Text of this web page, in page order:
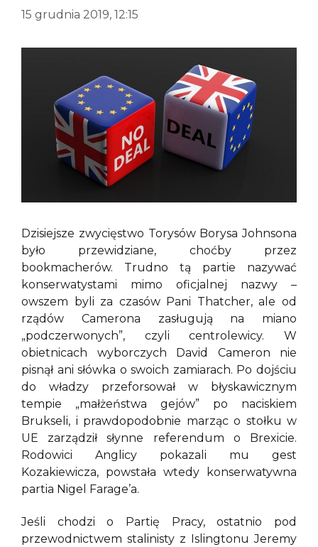
15 grudnia 2019, 12:15
Dzisiejsze zwycięstwo Torysów Borysa Johnsona
było przewidziane, choćby przez
bookmacherów. Trudno tą partie nazywać
konserwatystami mimo oficjalnej nazwy –
owszem byli za czasów Pani Thatcher, ale od
rządów Camerona zasługują na miano
„podczerwonych”, czyli centrolewicy. W
obietnicach wyborczych David Cameron nie
pisnął ani słówka o swoich zamiarach. Po dojściu
do władzy przeforsował w błyskawicznym
tempie „małżeństwa gejów” po naciskiem
Brukseli, i prawdopodobnie marząc o stołku w
UE zarządził słynne referendum o Brexicie.
Rodowici Anglicy pokazali mu gest
Kozakiewicza, powstała wtedy konserwatywna
partia Nigel Farage’a.
Jeśli chodzi o Partię Pracy, ostatnio pod
przewodnictwem stalinisty z Islingtonu Jeremy